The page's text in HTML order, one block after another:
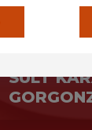
SÜLT